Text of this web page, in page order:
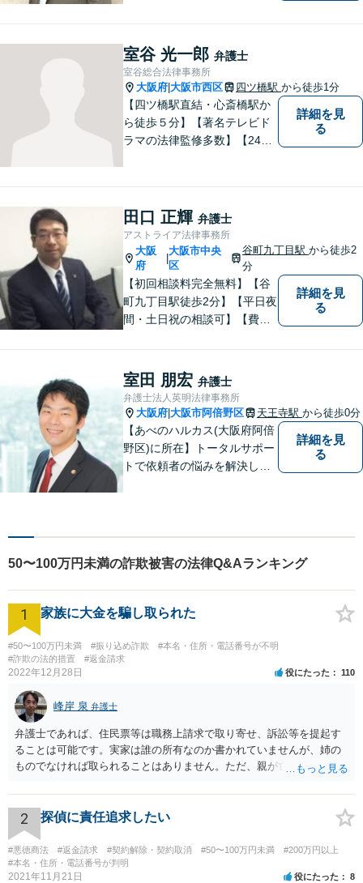
ております。相談にお越しい
ただいた方々が安心して落ち
着いてお話することができる
よう、完全個室をご準備して
おります。どうぞお気軽にご
相談ください。
室谷 光一郎 弁護士
室谷総合法律事務所
大阪府 大阪市西区 四ツ橋駅 から徒歩1分
【四ツ橋駅直結・心斎橋駅か
ら徒歩５分】【著名テレビド
ラマの法律監修多数】【24時
強く意識しております！
詳細を見
る
田口 正輝 弁護士
アストライア法律事務所
大阪
府
|
大阪市中央
区
谷町九丁目駅から徒歩2
分
【初回相談料完全無料】【谷
町九丁目駅徒歩2分】【平日夜
間・土日祝の相談可】【費用
いたします。
詳細を見
る
室田 朋宏 弁護士
弁護士法人英明法律事務所
大阪府 大阪市阿倍野区 天王寺駅 から徒歩0分
【あべのハルカス(大阪府阿倍
野区)に所在】トータルサポー
トで依頼者の悩みを解決しま
詳細を見
る
50〜100万円未満の詐欺被害の法律Q&Aランキング
1 家族に大金を騙し取られた
#50〜100万円未満 #振り込め詐欺
#本名・住所・電話番号が不明
#詐欺の法的措置
#返金請求
2022年12月28日 役にたった 110
峰岸 泉 弁護士
弁護士であれば、住民票等は職務上請求で取り寄せ、訴訟等を提起す
ることは可能です。実家は誰の所有なのか書かれていませんが、姉の
ものでなければ取られることはありません。ただ、親が亡くなって相
いでしょう。
2 探偵に責任追求したい
#悪徳商法 #返金請求 #契約解除・契約取消 #50〜100万円未満
#200万円以上
#本名・住所・電話番号が判明
2021年11月21日 役にたった 8